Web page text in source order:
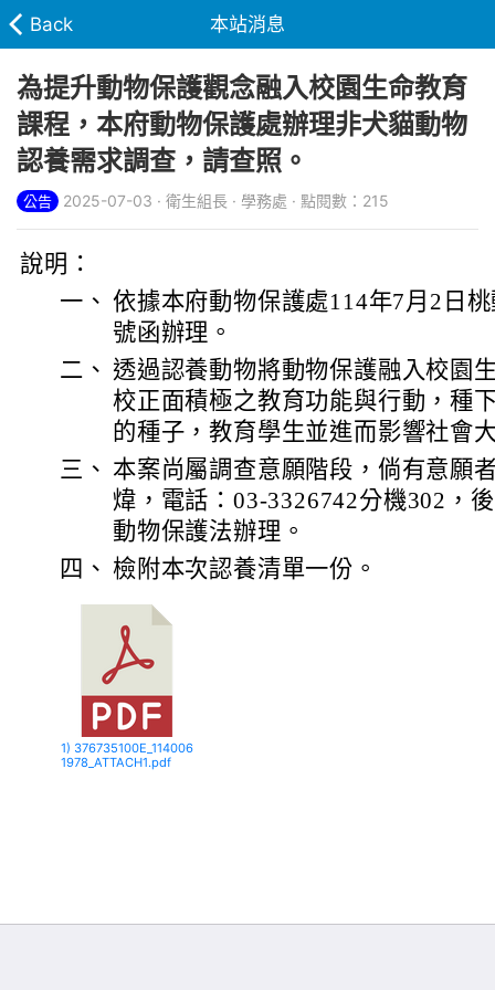
Back 本站消息
為提升動物保護觀念融入校園生命教育
課程，本府動物保護處辦理非犬貓動物
認養需求調查，請查照。
公告 2025-07-03 · 衛生組長 · 學務處 · 點閱數：215
說明：
一、 依據本府動物保護處114年7月2日
號函辦理。
二、 透過認養動物將動物保護融入校園
校正面積極之教育功能與行動，種
的種子，教育學生並進而影響社會
三、 本案尚屬調查意願階段，倘有意願
煒，電話：03-3326742分機302，
動物保護法辦理。
四、 檢附本次認養清單一份。
1) 376735100E_114006
1978_ATTACH1.pdf